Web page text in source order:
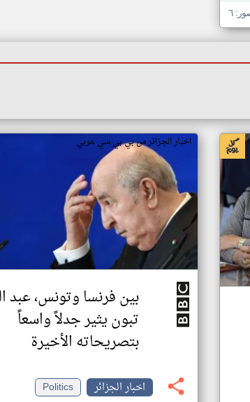
اخبار الجزائر من بي بي سي عربي
بين فرنسا وتونس، عبد
تبون يثير جدلاً واسعاً
بتصريحاته الأخيرة
اخبار الجزائر
Politics